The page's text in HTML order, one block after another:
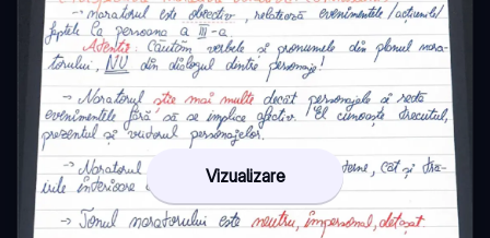
Vizualizare